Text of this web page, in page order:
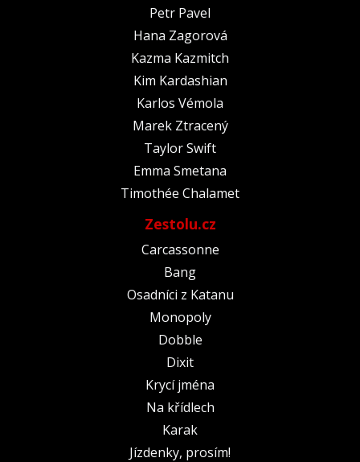
Petr Pavel
Hana Zagorová
Kazma Kazmitch
Kim Kardashian
Karlos Vémola
Marek Ztracený
Taylor Swift
Emma Smetana
Timothée Chalamet
Zestolu.cz
Carcassonne
Bang
Osadníci z Katanu
Monopoly
Dobble
Dixit
Krycí jména
Na křídlech
Karak
Jízdenky, prosím!